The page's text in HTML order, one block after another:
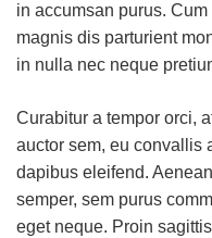
in accumsan purus.
magnis dis parturient
in nulla nec neque
Curabitur a tempor orci,
auctor sem, eu convallis
dapibus eleifend.
semper, sem purus
eget neque. Proin